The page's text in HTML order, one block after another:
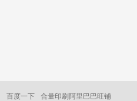
百度一下 合量印刷阿里巴巴旺铺